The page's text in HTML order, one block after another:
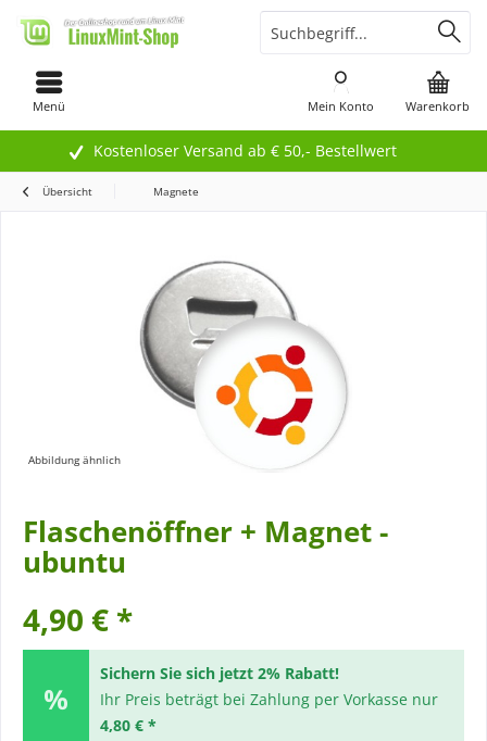
Kostenloser Versand ab € 50,- Bestellwert
Menü Warenkorb
Mein Konto
Übersicht Magnete
Abbildung ähnlich
Flaschenöffner + Magnet -
ubuntu
4,90 € *
Sichern Sie sich jetzt 2% Rabatt!
Ihr Preis beträgt bei Zahlung per Vorkasse nur
4,80 € *